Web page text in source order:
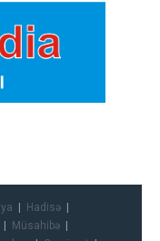
Hadisə
Müsahibə